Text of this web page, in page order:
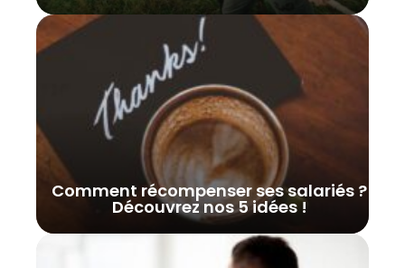
Comment récompenser ses salariés ?
Découvrez nos 5 idées !